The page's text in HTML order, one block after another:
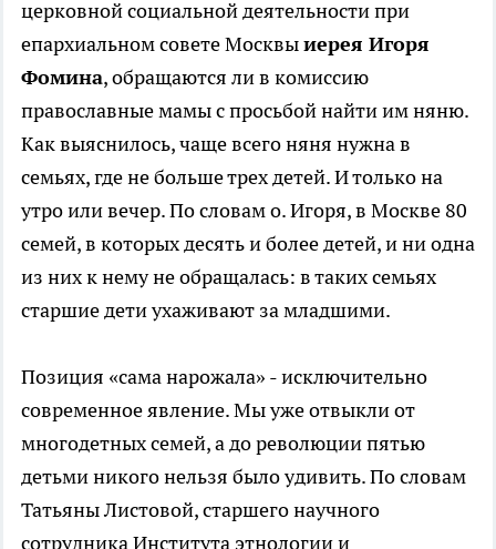
церковной социальной деятельности при
епархиальном совете Москвыиерея Игоря
Фомина, обращаются ли в комиссию
православные мамы с просьбой найти им няню.
Как выяснилось, чаще всего няня нужна в
семьях, где не больше трех детей. И только на
утро или вечер. По словам о. Игоря, в Москве 80
семей, в которых десять и более детей, и ни одна
из них к нему не обращалась: в таких семьях
старшие дети ухаживают за младшими.
Позиция «сама нарожала» - исключительно
современное явление. Мы уже отвыкли от
многодетных семей, а до революции пятью
детьми никого нельзя было удивить. По словам
Татьяны Листовой, старшего научного
сотрудника Института этнологии и